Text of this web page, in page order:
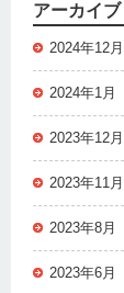
アーカイブ
2024年12月
2024年1月
2023年12月
2023年11月
2023年8月
2023年6月